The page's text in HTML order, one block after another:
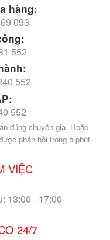
hàng:
093
552
552
552
đúng chuyên gia. Hoặc
phản hồi trong 5 phút.
VIỆC
13:00 - 17:00
24/7